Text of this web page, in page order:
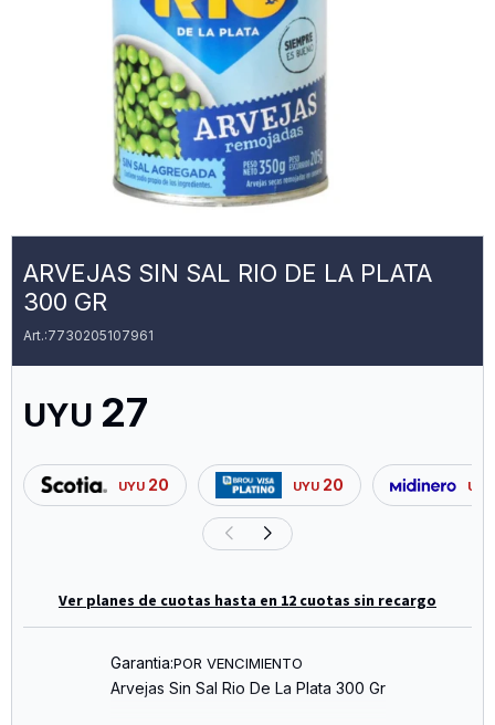
ARVEJAS SIN SAL RIO DE LA PLATA
300 GR
7730205107961
UYU 27
UYU 20 UYU 20 UYU
Ver planes de cuotas hasta en 12 cuotas sin recargo
Garantia:POR VENCIMIENTO
Arvejas Sin Sal Rio De La Plata 300 Gr